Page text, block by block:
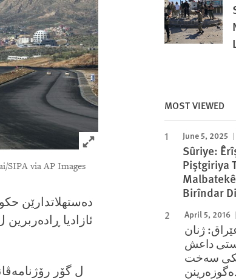
Click to expand Image
Geai/SIPA via AP Images
ده‌ستهلاتدارێن
ئازادیا
ل گۆر
MOST VIEWED
June 5, 2025
Sûriye:
Piştgiriya
Birîndar
April 5, 2016
ژنان
داعش
سه‌خت